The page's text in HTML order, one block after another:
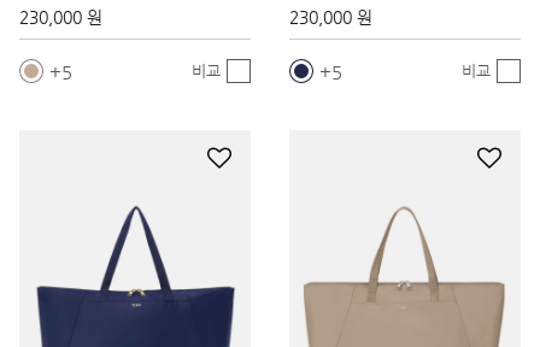
230,000 원
5 비교
230,000 원
5 비교